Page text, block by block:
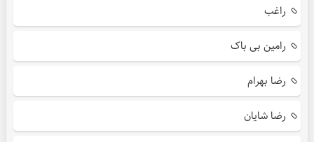
راغب
رامین بی باک
رضا بهرام
رضا شایان